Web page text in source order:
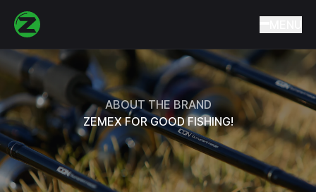
Home
ABOUT THE BRAND
ZEMEX FOR GOOD FISHING!